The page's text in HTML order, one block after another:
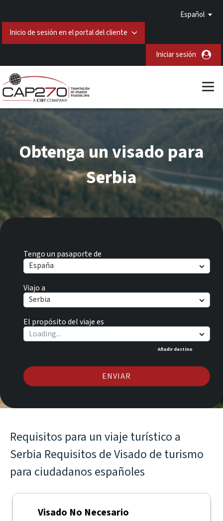
Español
Inicio de sesión en el portal del cliente
Iniciar sesión
Tengo un pasaporte de
España
Viajo a
Serbia
El propósito del viaje es
Añadir destino
ENVIAR
Obtenga un visado para
Serbia
Requisitos para un viaje turístico a
Serbia Requisitos de Visado de turismo
para ciudadanos españoles
Visado No Necesario